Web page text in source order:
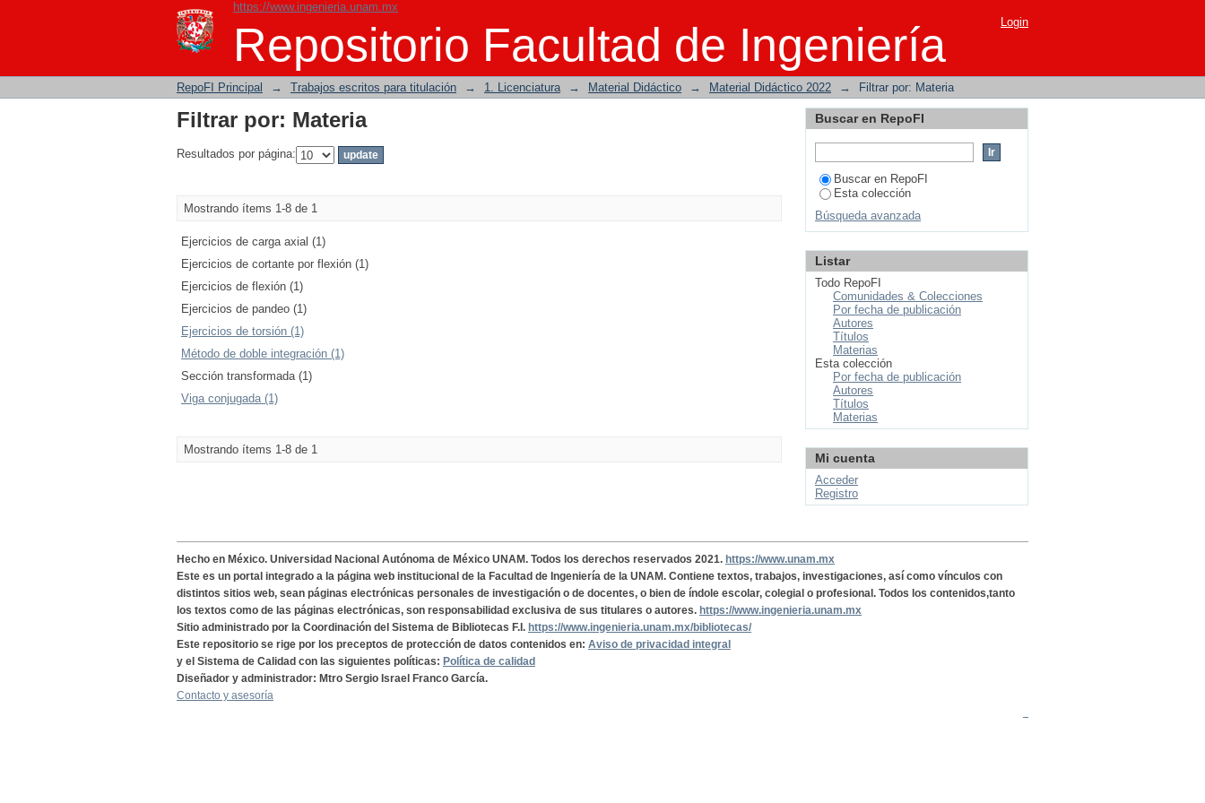
https://www.ingenieria.unam.mx
Repositorio Facultad de Ingeniería
Filtrar por: Materia Login
RepoFI Principal → Trabajos escritos para titulación → 1. Licenciatura → Material Didáctico → Material Didáctico 2022 → Filtrar por: Materia
Filtrar por: Materia
Resultados por página:
Mostrando ítems 1-8 de 1
Ejercicios de carga axial (1)
Ejercicios de cortante por flexión (1)
Ejercicios de flexión (1)
Ejercicios de pandeo (1)
Ejercicios de torsión (1)
Método de doble integración (1)
Sección transformada (1)
Viga conjugada (1)
Mostrando ítems 1-8 de 1
Buscar en RepoFI
Buscar en RepoFI
Esta colección
Búsqueda avanzada
Listar
Todo RepoFI
Comunidades & Colecciones
Por fecha de publicación
Autores
Títulos
Materias
Esta colección
Por fecha de publicación
Autores
Títulos
Materias
Mi cuenta
Acceder
Registro
Hecho en México. Universidad Nacional Autónoma de México UNAM. Todos los derechos reservados 2021. https://www.unam.mx
Este es un portal integrado a la página web institucional de la Facultad de Ingeniería de la UNAM. Contiene textos, trabajos, investigaciones, así como vínculos con
distintos sitios web, sean páginas electrónicas personales de investigación o de docentes, o bien de índole escolar, colegial o profesional. Todos los contenidos,tanto
los textos como de las páginas electrónicas, son responsabilidad exclusiva de sus titulares o autores. https://www.ingenieria.unam.mx
Sitio administrado por la Coordinación del Sistema de Bibliotecas F.I. https://www.ingenieria.unam.mx/bibliotecas/
Este repositorio se rige por los preceptos de protección de datos contenidos en: Aviso de privacidad integral
y el Sistema de Calidad con las siguientes políticas: Política de calidad
Diseñador y administrador: Mtro Sergio Israel Franco García.
Contacto y asesoría